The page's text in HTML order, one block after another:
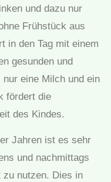
und dazu nur
Frühstück aus
in den Tag mit einem
gesunden und
nur eine Milch und ein
fördert die
des Kindes.
Jahren ist es sehr
und nachmittags
zu nutzen. Dies in